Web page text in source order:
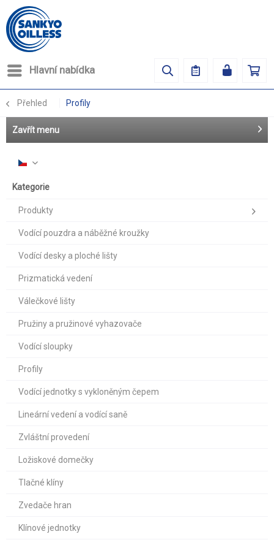
Hlavní nabídka
Přehled Profily
Zavřít menu
Česky
Kategorie
Produkty
Vodící pouzdra a náběžné kroužky
Vodící desky a ploché lišty
Prizmatická vedení
Válečkové lišty
Pružiny a pružinové vyhazovače
Vodící sloupky
Profily
Vodící jednotky s vykloněným čepem
Lineární vedení a vodící saně
Zvláštní provedení
Ložiskové domečky
Tlačné klíny
Zvedače hran
Klínové jednotky